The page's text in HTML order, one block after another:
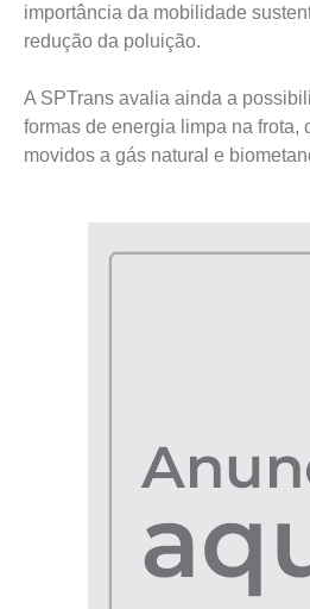
importância da mobilidade
redução da poluição.
A SPTrans avalia ainda a
formas de energia limpa na frota,
movidos a gás natural e